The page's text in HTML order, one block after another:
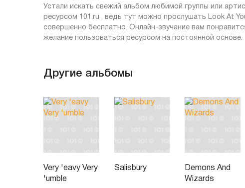
Устали искать свежий альбом любимой группы или
ресурсом 101.ru , ведь тут можно прослушать Look At
совершенно бесплатно. Онлайн-звучание вам
желание пользоваться ресурсом на постоянной основе.
Другие альбомы
Very 'eavy Very
'umble
Salisbury
Demons And
Wizards